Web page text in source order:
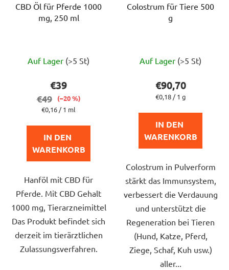
CBD Öl für Pferde 1000
mg, 250 ml
durchschnittliche
5,0
5
Sternen.
Auf Lager (>5 St)
€39
€49
(–20 %)
Verkaufspreis:
€0,16 / 1 ml
IN DEN
WARENKORB
Hanföl mit CBD für
Pferde. Mit CBD Gehalt
1000 mg, Tierarzneimittel
Das Produkt befindet sich
derzeit im tierärztlichen
Zulassungsverfahren.
Colostrum für Tiere 500
g
Auf Lager (>5 St)
€90,70
Verkaufspreis:
€0,18 / 1 g
IN DEN
WARENKORB
Colostrum in Pulverform
stärkt das Immunsystem,
verbessert die Verdauung
und unterstützt die
Regeneration bei Tieren
(Hund, Katze, Pferd,
Ziege, Schaf, Kuh usw.)
aller...